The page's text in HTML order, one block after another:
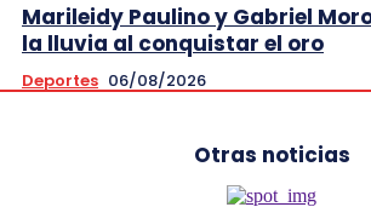
Marileidy Paulino y Gabriel
la lluvia al conquistar el oro
Deportes 06/08/2026
Otras noticias